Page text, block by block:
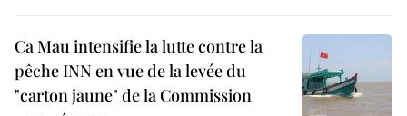
Ca Mau intensifie la lutte contre la
pêche INN en vue de la levée du
"carton jaune" de la Commission